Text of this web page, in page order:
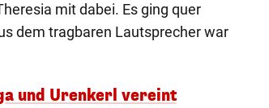
mit dabei. Es ging quer
dem tragbaren Lautsprecher war
und Urenkerl vereint